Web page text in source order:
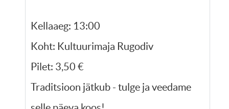
Kellaaeg: 13:00
Koht: Kultuurimaja Rugodiv
Pilet: 3,50 €
Traditsioon jätkub - tulge ja veedame